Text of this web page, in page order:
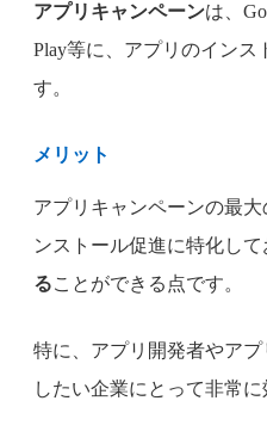
アプリキャンペーンは、
Play等に、アプリのイン
す。
メリット
アプリキャンペーンの最
ンストール促進に特化して
ることができる点です。
特に、アプリ開発者やア
したい企業にとって非常に